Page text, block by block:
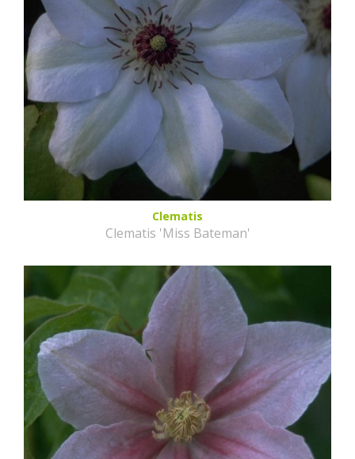
Clematis
Clematis 'Miss Bateman'